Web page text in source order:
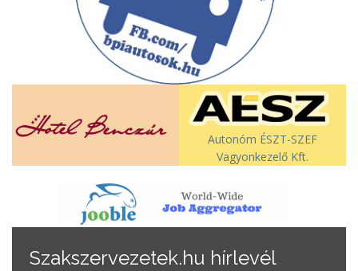
Autonóm ÉSZT-SZEF
Vagyonkezelő Kft.
Szakszervezetek.hu hírlevél